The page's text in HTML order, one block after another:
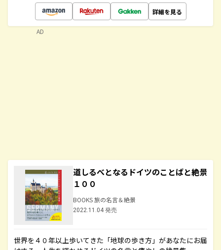
詳細を見る
道しるべとなるドイツのことばと絶景
１００
BOOKS 旅の名言＆絶景
2022.11.04 発売
世界を４０年以上歩いてきた「地球の歩き方」があなたにお届
AD